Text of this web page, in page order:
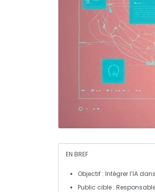
EN BREF
Objectif : Intégrer l’IA
Public cible :